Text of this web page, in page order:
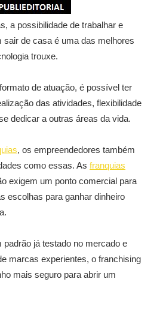
a possibilidade de trabalhar e
sair de casa é uma das melhores
trouxe.
de atuação, é possível ter
das atividades, flexibilidade
dedicar a outras áreas da vida.
, os empreendedores também
como essas. As franquias
exigem um ponto comercial para
escolhas para ganhar dinheiro
já testado no mercado e
marcas experientes, o franchising
mais seguro para abrir um